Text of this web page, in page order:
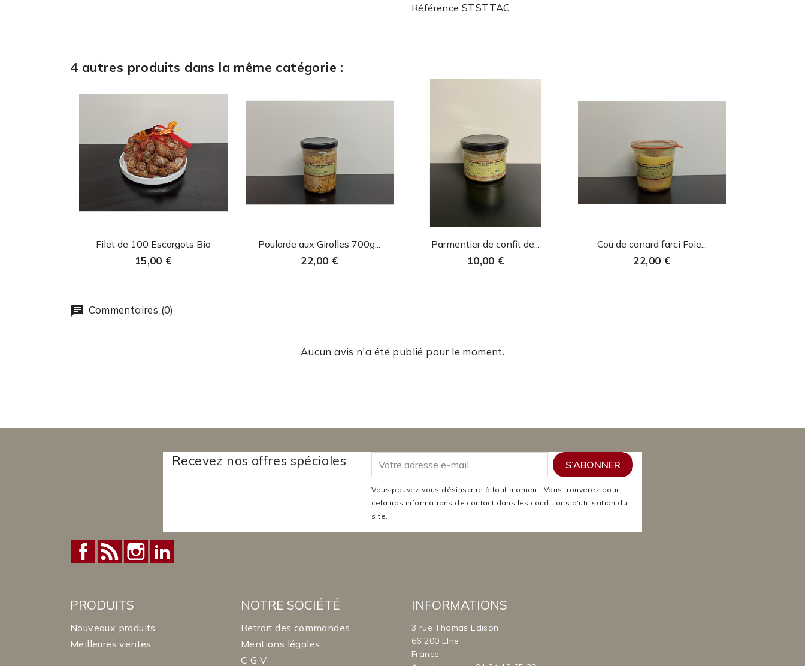
Référence STSTTAC
4 autres produits dans la même catégorie :
 Aperçu rapide
Filet de 100 Escargots Bio
15,00 €
 Aperçu rapide
Poularde aux Girolles 700g...
22,00 €
 Aperçu rapide
Parmentier de confit de...
10,00 €
 Aperçu rapide
Cou de canard farci Foie...
22,00 €
Commentaires (0)
Aucun avis n'a été publié pour le moment.
Recevez nos offres spéciales
Vous pouvez vous désinscrire à tout moment. Vous trouverez pour
cela nos informations de contact dans les conditions d'utilisation du
site.
Facebook
Rss Instagram
PRODUITS
Nouveaux produits
Meilleures ventes
NOTRE SOCIÉTÉ
Retrait des commandes
Mentions légales
C G V
INFORMATIONS
3 rue Thomas Edison
66 200 Elne
France